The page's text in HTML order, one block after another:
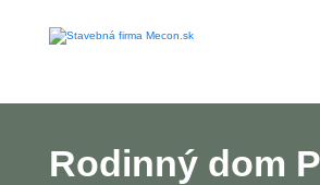
Rodinný dom